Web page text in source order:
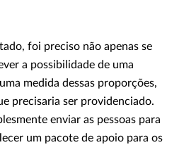
foi preciso não apenas se
a possibilidade de uma
medida dessas proporções,
precisaria ser providenciado.
enviar as pessoas para
um pacote de apoio para os